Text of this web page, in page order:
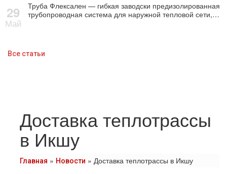
29
Май
Труба Флексален — гибкая заводски предизолированная
трубопроводная система для наружной тепловой сети,…
Все статьи
Доставка теплотрассы
в Икшу
Главная » Новости » Доставка теплотрассы в Икшу